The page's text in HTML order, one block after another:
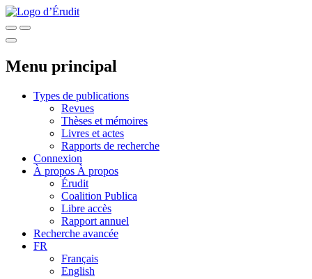
Menu principal
Types de publications
Revues
Thèses et mémoires
Livres et actes
Rapports de recherche
Connexion
À propos À propos
Érudit
Coalition Publica
Libre accès
Rapport annuel
Recherche avancée
FR
Français
English